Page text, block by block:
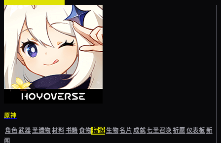
原神
角色武器圣遗物材料书籍食物摆设生物名片成就七圣召唤祈愿仪表板新
闻